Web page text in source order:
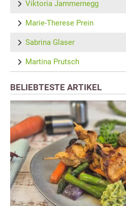
Viktoria Jammernegg
Marie-Therese Prein
Sabrina Glaser
Martina Prutsch
BELIEBTESTE ARTIKEL